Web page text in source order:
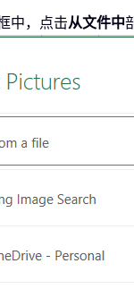
中，点击从文件中